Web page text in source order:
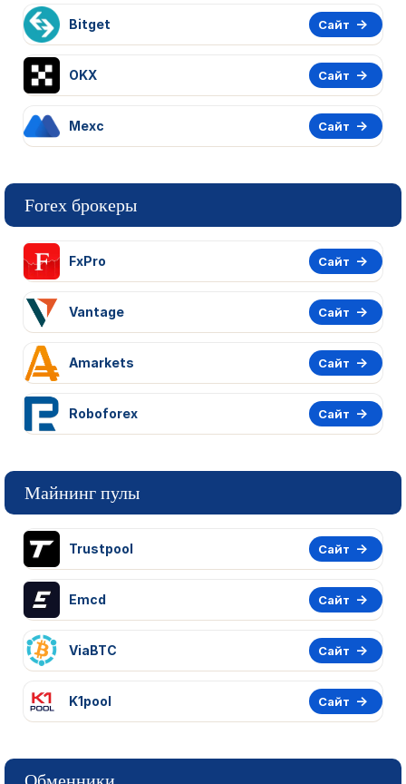
Bitget Сайт
OKX Сайт
Mexc Сайт
Forex брокеры
FxPro Сайт
Vantage Сайт
Amarkets Сайт
Roboforex Сайт
Майнинг пулы
Trustpool Сайт
Emcd Сайт
ViaBTC Сайт
K1pool Сайт
Обменники